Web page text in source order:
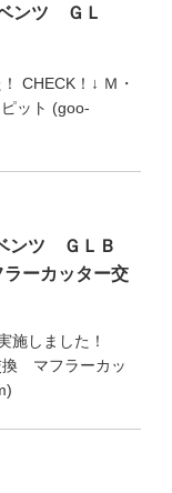
ンツ ＧＬ
CHECK！↓ Ｍ・
ット (goo-
ベンツ ＧＬＢ
ーカッター交
施しました！
マフラーカッ